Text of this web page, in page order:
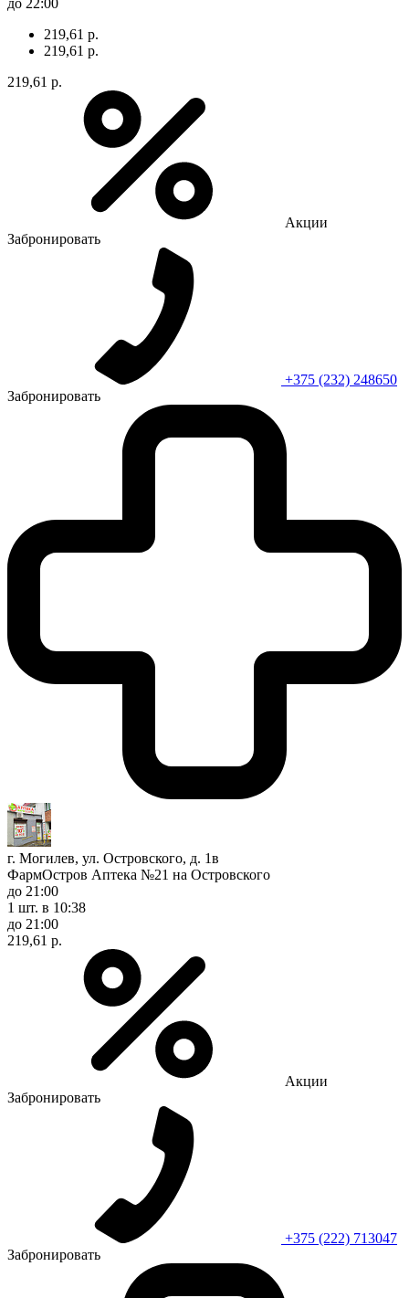
219,61 р.
219,61 р.
219,61 р.
Акции
Забронировать
+375 (232) 248650
Забронировать
г. Могилев, ул. Островского, д. 1в
ФармОстров Аптека №21 на Островского
до 21:00
1 шт. в 10:38
до 21:00
219,61 р.
Акции
Забронировать
+375 (222) 713047
Забронировать